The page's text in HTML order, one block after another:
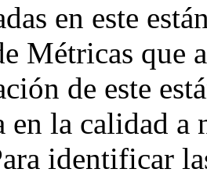
en este
Métricas que
de este
en la calidad
identificar